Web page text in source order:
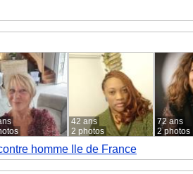
42 ans
2 photos
72 ans
2 photos
homme Ile de France